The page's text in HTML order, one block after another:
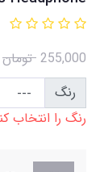
255,000 تومان
رنگ
رنگ را انتخاب